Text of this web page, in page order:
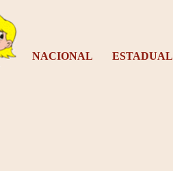
NACIONAL ESTADUAL